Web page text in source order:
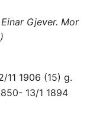
Gjever. Mor
11 1906 (15) g.
13/1 1894